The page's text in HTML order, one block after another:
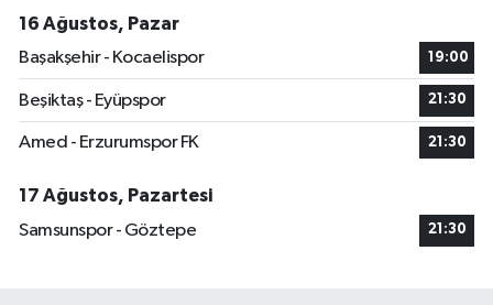
16 Ağustos, Pazar
Başakşehir - Kocaelispor
19:00
Beşiktaş - Eyüpspor 21:30
Amed - Erzurumspor FK 21:30
17 Ağustos, Pazartesi
Samsunspor - Göztepe
21:30